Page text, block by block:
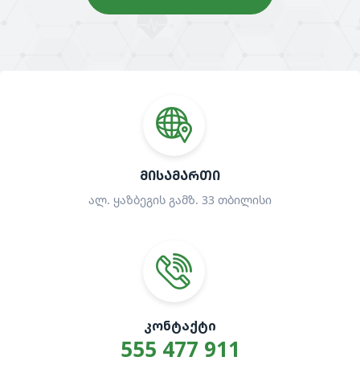
ᲛᲘᲡᲐᲛᲐᲠᲗᲘ
ალ. ყაზბეგის გამზ. 33 თბილისი
ᲙᲝᲜᲢᲐᲥᲢᲘ
555 477 911